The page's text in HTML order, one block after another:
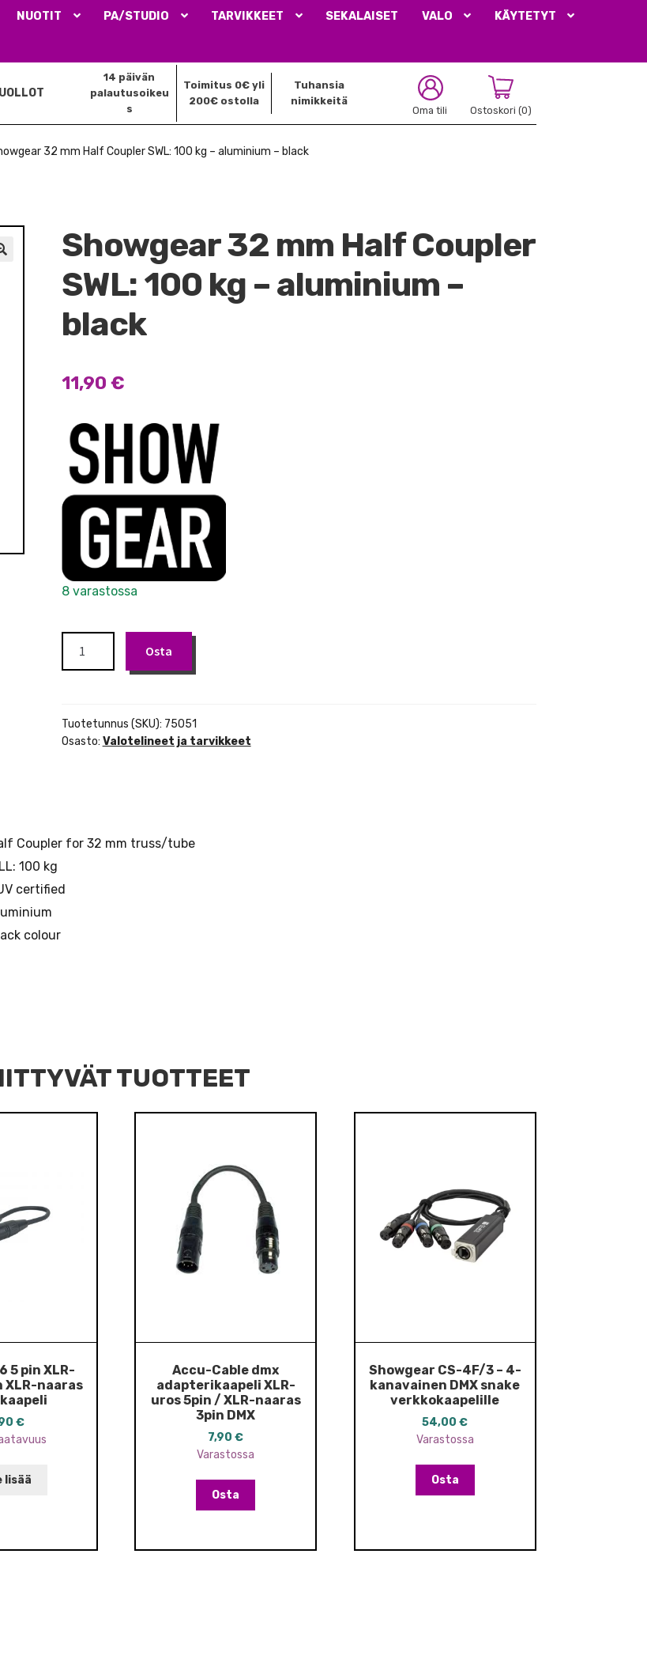
NUOTIT PA/STUDIO TARVIKKEET SEKALAISET VALO KÄYTETYT
Oma tili Ostoskori (0)
14 päivän
palautusoikeu
s
Toimitus 0€ yli
200€ ostolla
Tuhansia
nimikkeitä
32 mm Half Coupler SWL: 100 kg – aluminium – black
Showgear 32 mm Half Coupler
SWL: 100 kg – aluminium –
black
11,90 €
8 varastossa
Coupler
SWL:
-
Osta
Tuotetunnus (SKU): 75051
Osasto: Valotelineet ja tarvikkeet
Coupler for 32 mm truss/tube
100 kg
certified
colour
TUOTTEET
5 pin XLR-
XLR-naaras
€
lisää
Accu-Cable dmx
adapterikaapeli XLR-
uros 5pin / XLR-naaras
3pin DMX
7,90€
Varastossa
Osta
Showgear CS-4F/3 – 4-
kanavainen DMX snake
verkkokaapelille
54,00€
Varastossa
Osta